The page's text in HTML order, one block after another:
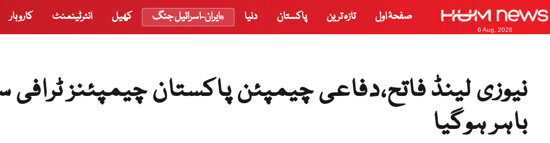
6 Aug, 2026
صفحۂ اول تازہ ترین پاکستان دنیا ایران-اسرائیل جنگ کھیل انٹرٹینمنٹ کاروبار
نیوزی لینڈ فاتح،دفاعی چیمپئن پاکستان چیمپئنز
باہر ہوگیا